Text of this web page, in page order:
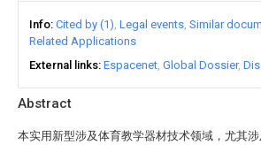
Abstract
本实用新型涉及体育教学器材技术领域，尤其
Info Cited by (1) Legal events Similar
Related Applications
External links Espacenet Global Dossier